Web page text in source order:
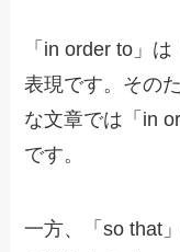
「in order to」
表現です。その
な文章では「in
です。
一方、「so that